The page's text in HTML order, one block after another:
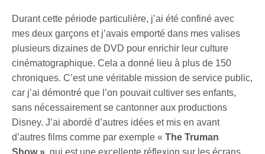
Durant cette période particulière, j’ai été confiné avec
mes deux garçons et j’avais emporté dans mes valises
plusieurs dizaines de DVD pour enrichir leur culture
cinématographique. Cela a donné lieu à plus de 150
chroniques. C’est une véritable mission de service public,
car j’ai démontré que l’on pouvait cultiver ses enfants,
sans nécessairement se cantonner aux productions
Disney. J’ai abordé d’autres idées et mis en avant
d’autres films comme par exemple «The Truman
Show », qui est une excellente réflexion sur les écrans,